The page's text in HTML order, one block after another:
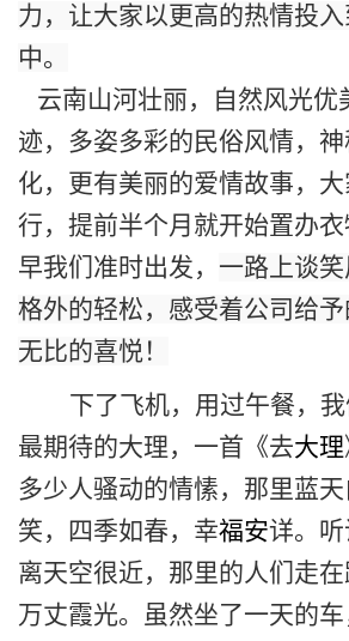
力，让大家以更高的热情投
中。
云南山河壮丽，自然风光优
迹，多姿多彩的民俗风情，
化，更有美丽的爱情故事，
行，提前半个月就开始置办
早我们准时出发， 一路上谈
格外的轻松，感受着公司给
无比的喜悦！
下了飞机，用过午餐，
最期待的大理， 一首《去大理
多少人骚动的情愫，那里蓝
笑，四季如春，幸福安详。
离天空很近，那里的人们走
万丈霞光。 虽然坐了一天的车